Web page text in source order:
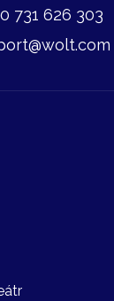
731 626 303